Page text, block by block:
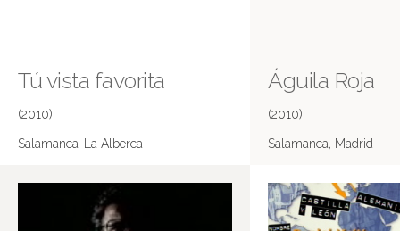
Tú vista favorita
(2010)
Salamanca-La Alberca
Águila Roja
(2010)
Salamanca, Madrid